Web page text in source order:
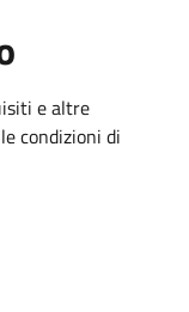
e altre
condizioni di